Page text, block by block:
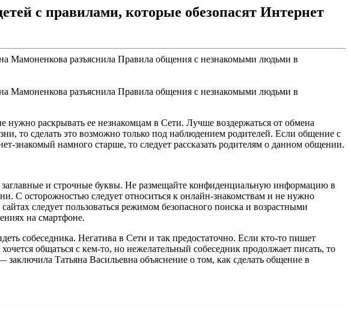
с правилами, которые обезопасят Интернет
Мамоненкова разъяснила Правила общения с незнакомыми людьми в
Мамоненкова разъяснила Правила общения с незнакомыми людьми в
раскрывать ее незнакомцам в Сети. Лучше воздержаться от обмена
то сделать это возможно только под наблюдением родителей. Если общение с
знакомый намного старше, то следует рассказать родителям о данном общении.
и строчные буквы. Не размещайте конфиденциальную информацию в
С осторожностью следует относиться к онлайн-знакомствам и не нужно
следует пользоваться режимом безопасного поиска и возрастными
на смартфоне.
собеседника. Негатива в Сети и так предостаточно. Если кто-то пишет
общаться с кем-то, но нежелательный собеседник продолжает писать, то
Татьяна Васильевна объяснение о том, как сделать общение в